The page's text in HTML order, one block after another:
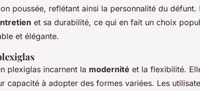
poussée, reflétant ainsi la personnalité du
et sa durabilité, ce qui en fait un choix
et élégante.
plexiglas incarnent la modernité et la flexibilité.
capacité à adopter des formes variées. Les